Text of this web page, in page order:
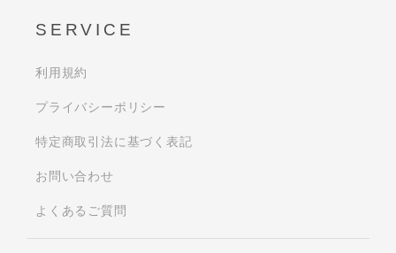
SERVICE
利用規約
プライバシーポリシー
特定商取引法に基づく表記
お問い合わせ
よくあるご質問